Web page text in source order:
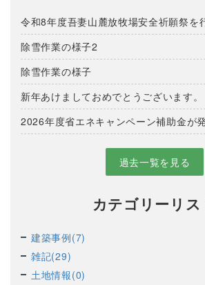
令和8年度吾妻山麓放牧場安全祈願祭を
除雪作業の様子2
除雪作業の様子
新年あけましておめでとうございます。
2026年度省エネキャンペーン補助金が
過去一覧を見る
カテゴリーリス
建築事例(7)
雑記(29)
土地情報(0)